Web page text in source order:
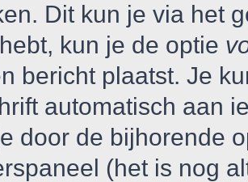
Dit kun je via het
kun je de optie
bericht plaatst. Je
automatisch aan
door de bijhorende
(het is nog